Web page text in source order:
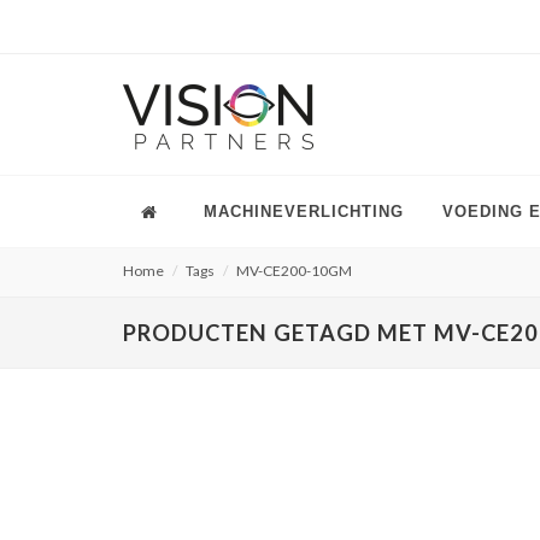
MACHINEVERLICHTING VOEDING
Home Tags MV-CE200-10GM
PRODUCTEN GETAGD MET MV-